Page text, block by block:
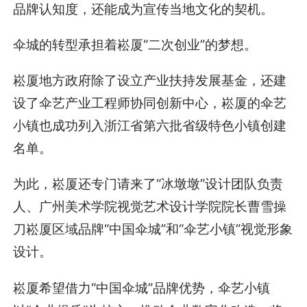
品牌认知度，还能成为宣传当地文化的契机。
伞城的转型承担着崧厦“二次创业”的梦想。
崧厦地方政府除了设立产业扶持发展基金，还建
设了伞艺产业工程师协同创新中心，崧厦的伞艺
小镇也成功列入浙江省第六批省级特色小镇创建
名单。
为此，崧厦还专门请来了“冰墩墩”设计团队负责
人、广州美术学院视觉艺术设计学院院长曹雪操
刀崧厦区域品牌“中国伞城”和“伞艺小镇”视觉形象
设计。
崧厦希望借力“中国伞城”品牌优势，伞艺小镇